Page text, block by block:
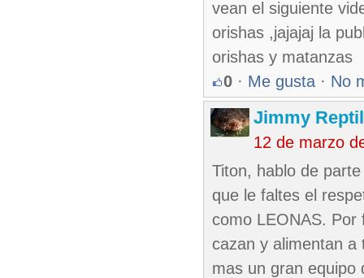
vean el siguiente
orishas ,jajajaj la
orishas y matanzas
0 · Me gusta · No
Jimmy
12 de marzo
Titon, hablo de
que le faltes el
como LEONAS. Por
cazan y alimentan a
mas un gran equipo